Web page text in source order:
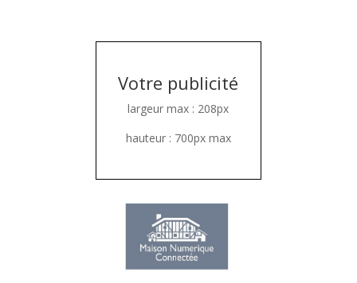
Votre publicité
largeur max : 208px
hauteur : 700px max